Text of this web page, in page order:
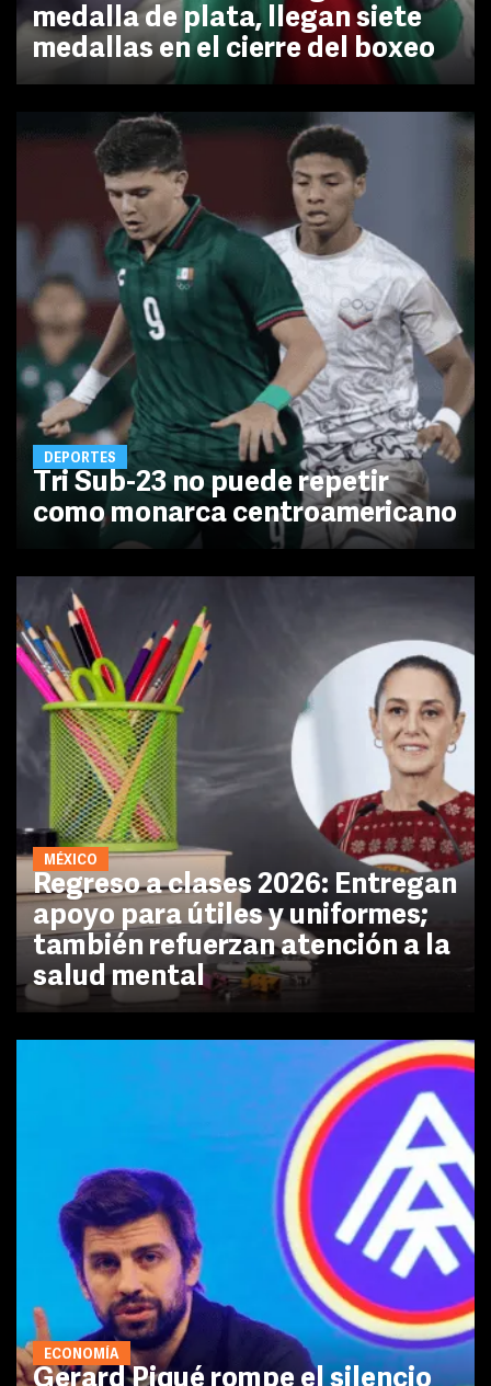
medalla de plata, llegan siete
medallas en el cierre del boxeo
DEPORTES
Tri Sub-23 no puede repetir
como monarca centroamericano
MÉXICO
Regreso a clases 2026: Entregan
apoyo para útiles y uniformes;
también refuerzan atención a la
salud mental
ECONOMÍA